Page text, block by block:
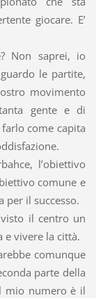
giocare. E’
Non saprei, io
le partite,
movimento
gente e di
come capita
l’obiettivo
comune e
per il successo.
il centro un
e vivere la città.
comunque
parte della
mio numero è il